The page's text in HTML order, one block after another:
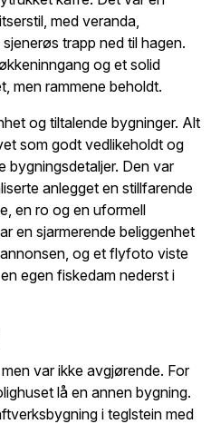
med veranda,
trapp ned til hagen.
og et solid
men rammene beholdt.
og tiltalende bygninger. Alt
som godt vedlikeholdt og
bygningsdetaljer. Den var
anlegget en stillfarende
en ro og en uformell
en sjarmerende beliggenhet
og et flyfoto viste
egen fiskedam nederst i
var ikke avgjørende. For
lå en annen bygning.
i teglstein med